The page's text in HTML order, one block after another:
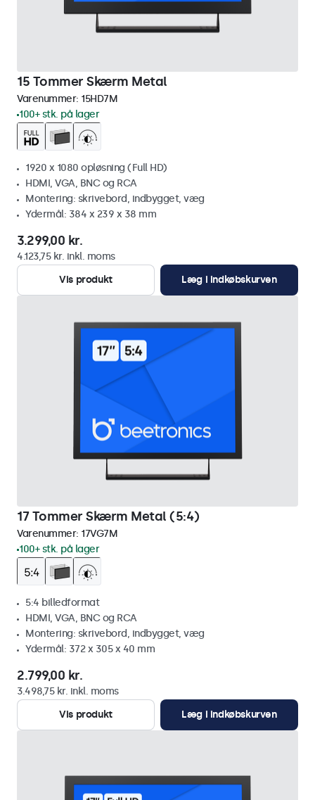
15 Tommer Skærm Metal
Varenummer: 15HD7M
100+ stk. på lager
1920 x 1080 opløsning (Full HD)
HDMI, VGA, BNC og RCA
Montering: skrivebord, indbygget, væg
Ydermål: 384 x 239 x 38 mm
3.299,00 kr.
4.123,75 kr. inkl. moms
Vis produkt
Læg i indkøbskurven
17 Tommer Skærm Metal (5:4)
Varenummer: 17VG7M
100+ stk. på lager
5:4 billedformat
HDMI, VGA, BNC og RCA
Montering: skrivebord, indbygget, væg
Ydermål: 372 x 305 x 40 mm
2.799,00 kr.
3.498,75 kr. inkl. moms
Vis produkt
Læg i indkøbskurven